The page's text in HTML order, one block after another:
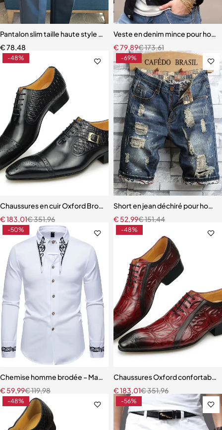
Pantalon slim taille haute style britannique pour homme
€78,48
Veste en denim mince pour
€173,61
€79,89
-48%
Chaussures en cuir Oxford Brogue haut de gamme pour hommes,
€351,96
€183,01
-69%
Short en jean déchiré pour
€151,44
€ 52,99
-50%
Chemise homme brodée – Manches longues, style européen et
€119,98
€ 59,99
-48%
Chaussures Oxford
€351,96
€183,01
-48% -56%